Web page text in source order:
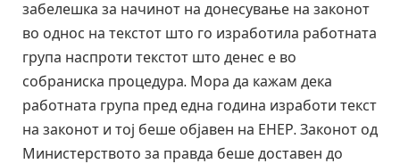
забелешка за начинот на донесување на законот
во однос на текстот што го изработила работната
група наспроти текстот што денес е во
собраниска процедура. Мора да кажам дека
работната група пред една година изработи текст
на законот и тој беше објавен на ЕНЕР. Законот од
Министерството за правда беше доставен до